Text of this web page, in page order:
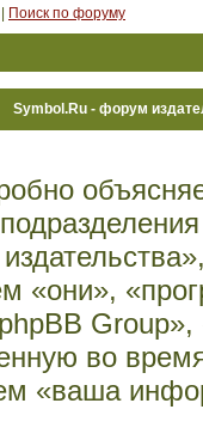
Поиск по форуму
Symbol.Ru - форум
«они»,
во
«ваша